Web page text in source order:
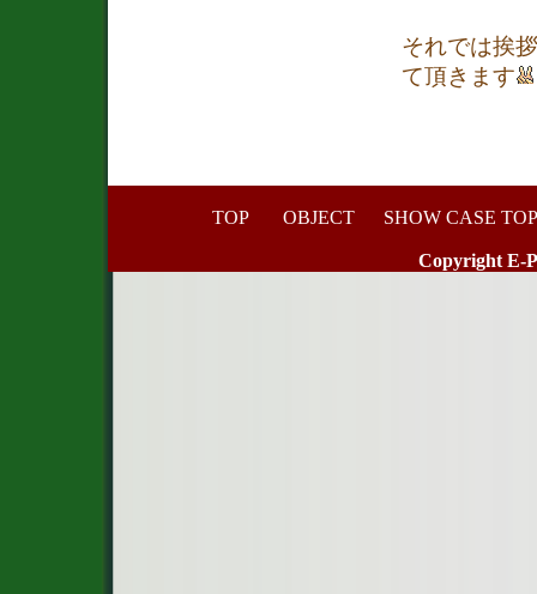
それでは挨
て頂きます
TOP OBJECT SHOW CASE TOP
Copyright E-